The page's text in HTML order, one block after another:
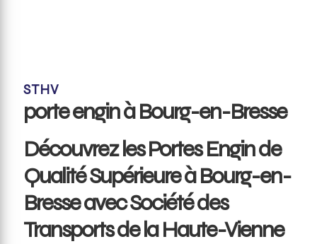
STHV
porte engin à Bourg-en-Bresse
Découvrez les Portes Engin de
Qualité Supérieure à Bourg-en-
Bresse avec Société des
Transports de la Haute-Vienne